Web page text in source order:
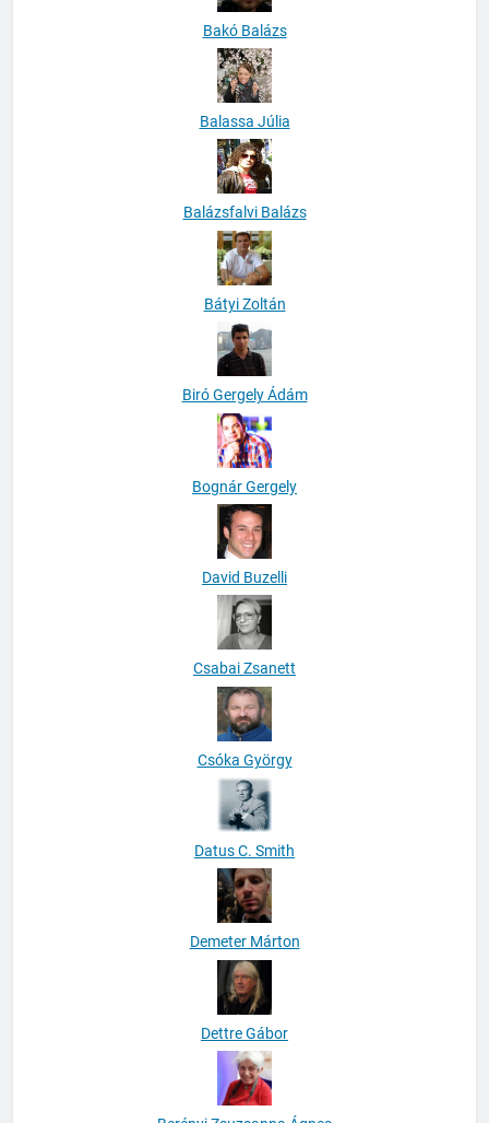
Bakó Balázs
Balassa Júlia
Balázsfalvi Balázs
Bátyi Zoltán
Biró Gergely Ádám
Bognár Gergely
David Buzelli
Csabai Zsanett
Csóka György
Datus C. Smith
Demeter Márton
Dettre Gábor